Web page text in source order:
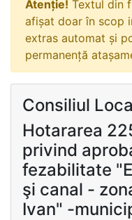
Atenție! Textul din
afișat doar în scop
extras automat și
permanență
Consiliul
Hotararea
privind
fezabilitate
şi canal -
Ivan" -